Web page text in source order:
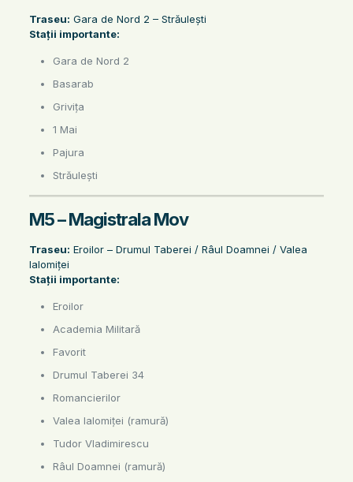
Traseu: Gara de Nord 2 – Străulești
Stații importante:
Gara de Nord 2
Basarab
Grivița
1 Mai
Pajura
Străulești
M5 – Magistrala Mov
Traseu: Eroilor – Drumul Taberei / Râul Doamnei / Valea
Ialomiței
Stații importante:
Eroilor
Academia Militară
Favorit
Drumul Taberei 34
Romancierilor
Valea Ialomiței (ramură)
Tudor Vladimirescu
Râul Doamnei (ramură)